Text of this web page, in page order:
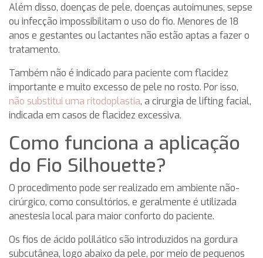
Além disso, doenças de pele, doenças autoimunes, sepse
ou infecção impossibilitam o uso do fio. Menores de 18
anos e gestantes ou lactantes não estão aptas a fazer o
tratamento.
Também não é indicado para paciente com flacidez
importante e muito excesso de pele no rosto. Por isso,
não substitui uma ritodoplastia, a cirurgia de lifting facial,
indicada em casos de flacidez excessiva.
Como funciona a aplicação
do Fio Silhouette?
O procedimento pode ser realizado em ambiente não-
cirúrgico, como consultórios, e geralmente é utilizada
anestesia local para maior conforto do paciente.
Os fios de ácido polilático são introduzidos na gordura
subcutânea, logo abaixo da pele, por meio de pequenos